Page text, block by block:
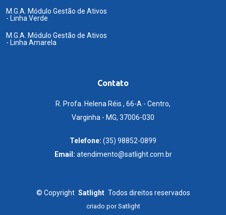
M.G.A. Módulo Gestão de Ativos
- Linha Verde
M.G.A. Módulo Gestão de Ativos
- Linha Amarela
Contato
R. Profa. Helena Réis , 66-A - Centro,
Varginha - MG, 37006-030
Telefone: (35) 98852-0899
Email: atendimento@satlight.com.br
© Copyright Satlight Todos direitos reservados
criado porSatlight